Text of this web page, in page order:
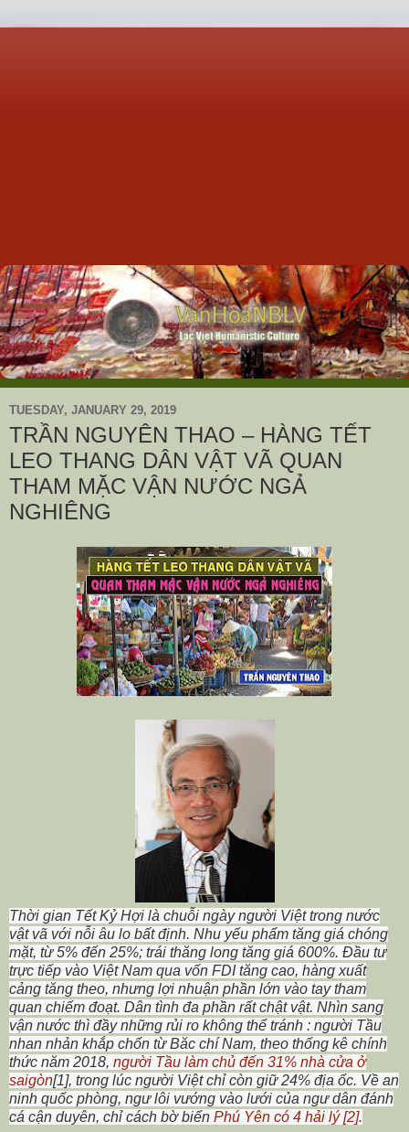
TUESDAY, JANUARY 29, 2019
TRẦN NGUYÊN THAO – HÀNG TẾT
LEO THANG DÂN VẬT VÃ QUAN
THAM MẶC VẬN NƯỚC NGẢ
NGHIÊNG
Thời gian Tết Kỷ Hợi là chuỗi ngày người Việt trong nước
vật vã với nỗi âu lo bất định. Nhu yếu phẩm tăng giá chóng
mặt, từ 5% đến 25%; trái thăng long tăng giá 600%. Đầu tư
trực tiếp vào Việt Nam qua vốn FDI tăng cao, hàng xuất
cảng tăng theo, nhưng lợi nhuận phần lớn vào tay tham
quan chiếm đoạt. Dân tình đa phần rất chật vật. Nhìn sang
vận nước thì đầy những rủi ro không thể tránh : người Tầu
nhan nhản khắp chốn từ Băc chí Nam, theo thống kê chính
thức năm 2018, người Tầu làm chủ đến 31% nhà cửa ở
saigòn[1], trong lúc người Việt chỉ còn giữ 24% địa ốc. Về an
ninh quốc phòng, ngư lôi vướng vào lưới của ngư dân đánh
cá cận duyên, chỉ cách bờ biển Phú Yên có 4 hải lý [2].